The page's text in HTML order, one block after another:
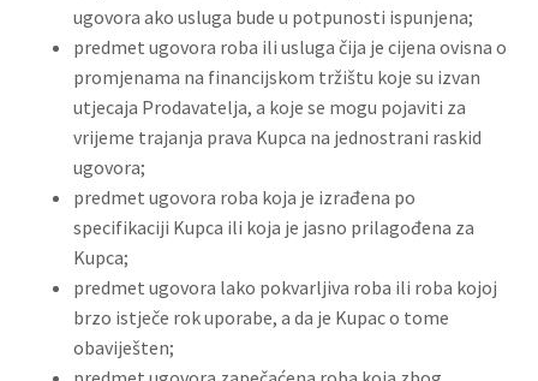
ugovora ako usluga bude u potpunosti ispunjena;
predmet ugovora roba ili usluga čija je cijena ovisna o
promjenama na financijskom tržištu koje su izvan
utjecaja Prodavatelja, a koje se mogu pojaviti za
vrijeme trajanja prava Kupca na jednostrani raskid
ugovora;
predmet ugovora roba koja je izrađena po
specifikaciji Kupca ili koja je jasno prilagođena za
Kupca;
predmet ugovora lako pokvarljiva roba ili roba kojoj
brzo istječe rok uporabe, a da je Kupac o tome
obaviješten;